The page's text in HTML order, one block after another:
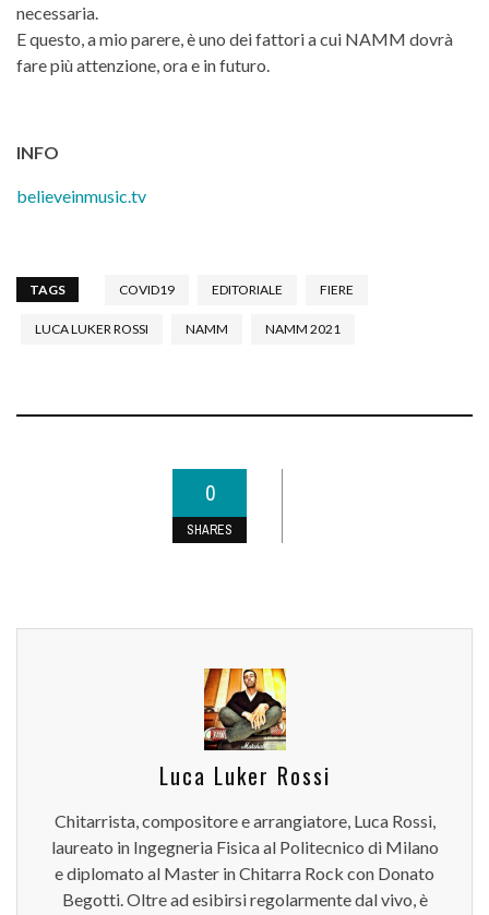
necessaria.
E questo, a mio parere, è uno dei fattori a cui NAMM dovrà
fare più attenzione, ora e in futuro.
INFO
believeinmusic.tv
TAGS COVID19 EDITORIALE FIERE
LUCA LUKER ROSSI NAMM NAMM 2021
0
SHARES
Luca Luker Rossi
Chitarrista, compositore e arrangiatore, Luca Rossi,
laureato in Ingegneria Fisica al Politecnico di Milano
e diplomato al Master in Chitarra Rock con Donato
Begotti. Oltre ad esibirsi regolarmente dal vivo, è